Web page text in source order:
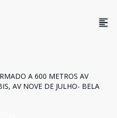
A 600 METROS AV
AV NOVE DE JULHO- BELA